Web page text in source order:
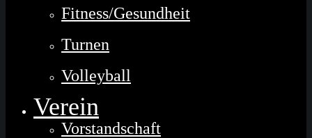
Fitness/Gesundheit
Turnen
Volleyball
Verein
Vorstandschaft